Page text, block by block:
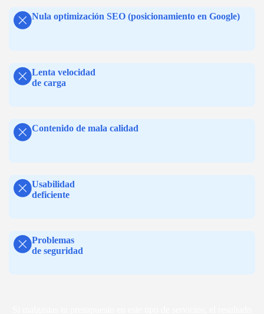
Nula optimización SEO (posicionamiento en Google)
Lenta velocidad
de carga
Contenido de mala calidad
Usabilidad
deficiente
Problemas
de seguridad